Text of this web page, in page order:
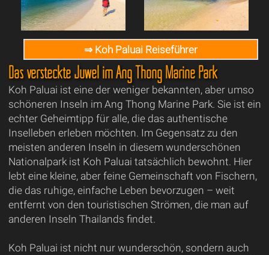
⇒ Koh Paluai Reiseführer
Das versteckte Juwel im Ang Thong Marine Park
Koh Paluai ist eine der weniger bekannten, aber umso
schöneren Inseln im Ang Thong Marine Park. Sie ist ein
echter Geheimtipp für alle, die das authentische
Inselleben erleben möchten. Im Gegensatz zu den
meisten anderen Inseln in diesem wunderschönen
Nationalpark ist Koh Paluai tatsächlich bewohnt. Hier
lebt eine kleine, aber feine Gemeinschaft von Fischern,
die das ruhige, einfache Leben bevorzugen – weit
entfernt von den touristischen Strömen, die man auf
anderen Inseln Thailands findet.
Koh Paluai ist nicht nur wunderschön, sondern auch